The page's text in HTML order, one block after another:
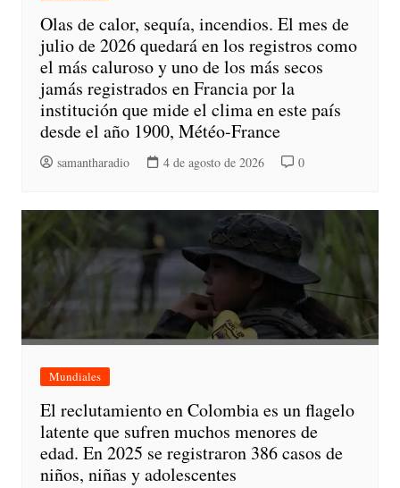
Olas de calor, sequía, incendios. El mes de
julio de 2026 quedará en los registros como
el más caluroso y uno de los más secos
jamás registrados en Francia por la
institución que mide el clima en este país
desde el año 1900, Météo-France
samantharadio 4 de agosto de 2026 0
Mundiales
El reclutamiento en Colombia es un flagelo
latente que sufren muchos menores de
edad. En 2025 se registraron 386 casos de
niños, niñas y adolescentes